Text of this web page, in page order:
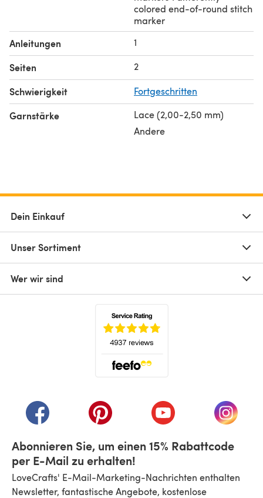
colored end-of-round stitch
marker
Anleitungen 1
Seiten 2
Schwierigkeit Fortgeschritten
Garnstärke
Lace (2,00-2,50 mm)
Andere
Dein Einkauf
Unser Sortiment
Wer wir sind
(öffnet sich in einem neuen Tab)
(öffnet sich in einem neuen Tab)
(öffnet sich in einem
(öffnet
Abonnieren Sie, um einen 15% Rabattcode
per E-Mail zu erhalten!
LoveCrafts' E-Mail-Marketing-Nachrichten enthalten
Newsletter, fantastische Angebote, kostenlose